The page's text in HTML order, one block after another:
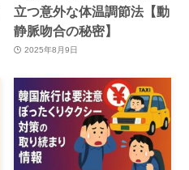
立つ意外な体温調節法【動
静脈吻合の秘密】
2025年8月9日